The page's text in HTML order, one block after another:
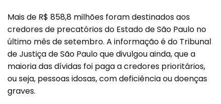
Mais de R$ 858,8 milhões foram destinados aos
credores de precatórios do Estado de São Paulo no
último mês de setembro. A informação é do Tribunal
de Justiça de São Paulo que divulgou ainda, que a
maioria das dívidas foi paga a credores prioritários,
ou seja, pessoas idosas, com deficiência ou doenças
graves.